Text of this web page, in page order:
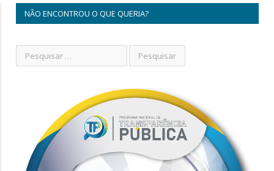
NÃO ENCONTROU O QUE QUERIA?